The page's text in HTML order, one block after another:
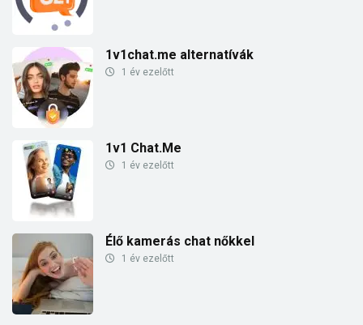
1v1chat.me alternatívák
1 év ezelőtt
1v1 Chat.Me
1 év ezelőtt
Élő kamerás chat nőkkel
1 év ezelőtt